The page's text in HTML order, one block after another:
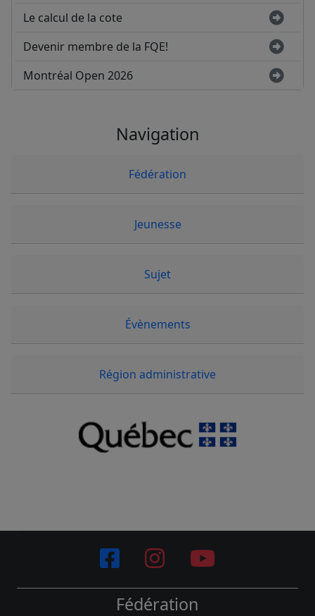
Le calcul de la cote
Devenir membre de la FQE!
Montréal Open 2026
Navigation
Fédération
Jeunesse
Sujet
Évènements
Région administrative
Fédération